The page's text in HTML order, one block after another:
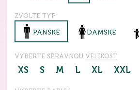
ZVOLTE TYP
PÁNSKÉ DÁMSKÉ
VYBERTE SPRÁVNOU VELIKOST
XS S M L XL XXL